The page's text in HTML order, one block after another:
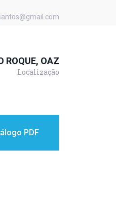
ROQUE, OAZ
Localização
PDF